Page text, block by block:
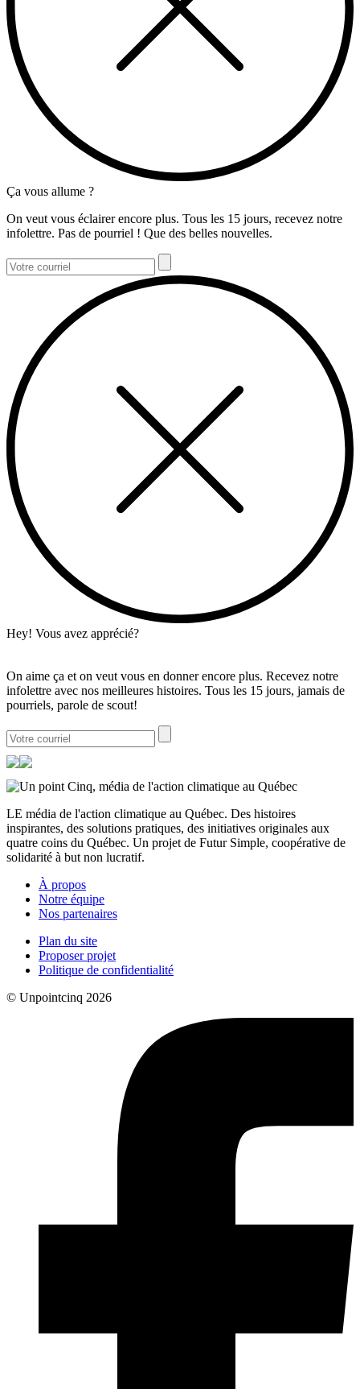
Ça vous allume ?
On veut vous éclairer encore plus. Tous les 15 jours, recevez notre
infolettre. Pas de pourriel ! Que des belles nouvelles.
Hey! Vous avez apprécié?
On aime ça et on veut vous en donner encore plus. Recevez notre
infolettre avec nos meilleures histoires. Tous les 15 jours, jamais de
pourriels, parole de scout!
LE média de l'action climatique au Québec. Des histoires
inspirantes, des solutions pratiques, des initiatives originales aux
quatre coins du Québec. Un projet de Futur Simple, coopérative de
solidarité à but non lucratif.
À propos
Notre équipe
Nos partenaires
Plan du site
Proposer projet
Politique de confidentialité
© Unpointcinq 2026